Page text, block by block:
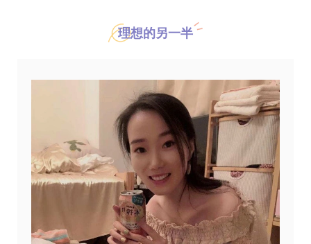
理想的另一半